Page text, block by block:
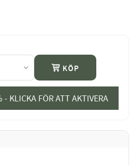
KÖP
- KLICKA FÖR ATT AKTIVERA